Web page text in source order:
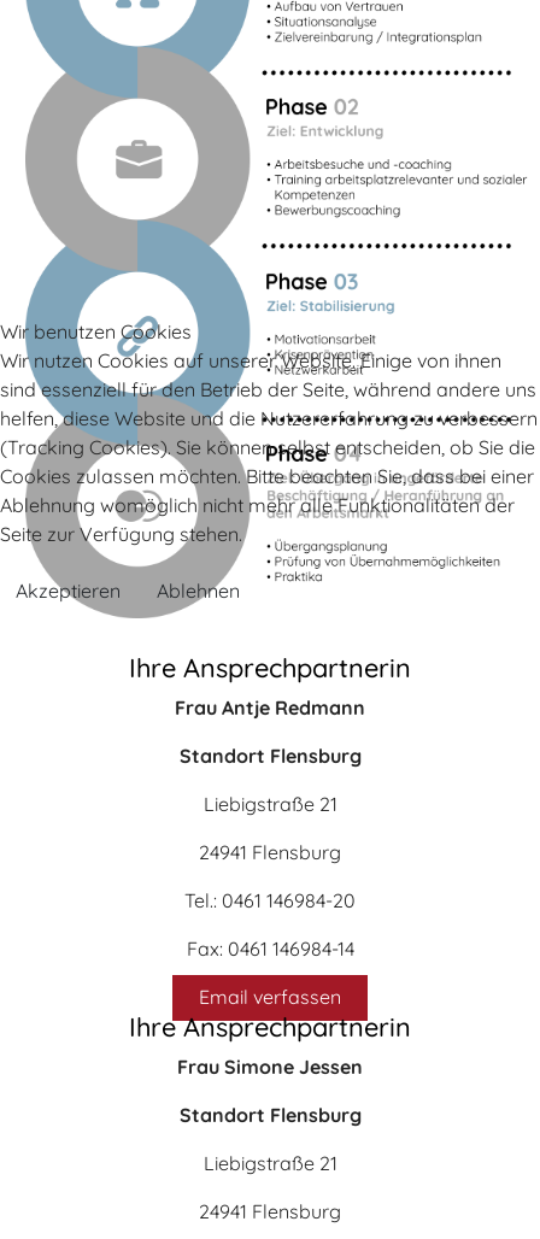
Ihre Ansprechpartnerin
Frau Antje Redmann
Standort Flensburg
Liebigstraße 21
24941 Flensburg
Tel.: 0461 146984-20
Fax: 0461 146984-14
Email verfassen
Ihre Ansprechpartnerin
Frau Simone Jessen
Standort Flensburg
Liebigstraße 21
24941 Flensburg
Wir benutzen Cookies
Wir nutzen Cookies auf unserer Website. Einige von ihnen
sind essenziell für den Betrieb der Seite, während andere uns
helfen, diese Website und die Nutzererfahrung zu verbessern
(Tracking Cookies). Sie können selbst entscheiden, ob Sie die
Cookies zulassen möchten. Bitte beachten Sie, dass bei einer
Ablehnung womöglich nicht mehr alle Funktionalitäten der
Seite zur Verfügung stehen.
Akzeptieren Ablehnen